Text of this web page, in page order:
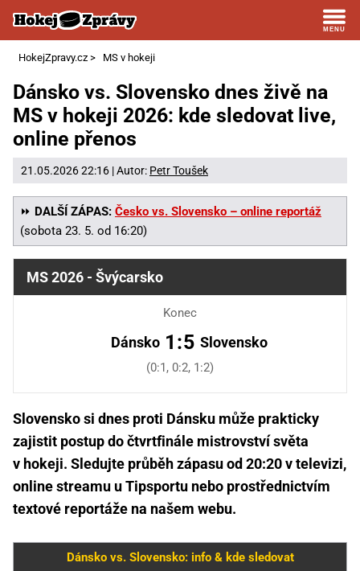
HokejZpravy.cz > MS v hokeji
Dánsko vs. Slovensko dnes živě na
MS v hokeji 2026: kde sledovat live,
online přenos
21.05.2026 22:16 | Autor: Petr Toušek
⏩ DALŠÍ ZÁPAS: Česko vs. Slovensko – online reportáž
(sobota 23. 5. od 16:20)
MS 2026 - Švýcarsko
Konec
Dánsko 1:5 Slovensko
(0:1, 0:2, 1:2)
Slovensko si dnes proti Dánsku může prakticky
zajistit postup do čtvrtfinále mistrovství světa
v hokeji. Sledujte průběh zápasu od 20:20 v televizi,
online streamu u Tipsportu nebo prostřednictvím
textové reportáže na našem webu.
Dánsko vs. Slovensko: info & kde sledovat